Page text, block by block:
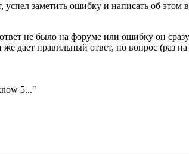
заметить ошибку и написать об этом в
не было на форуме или ошибку он
дает правильный ответ, но вопрос (раз
5..."